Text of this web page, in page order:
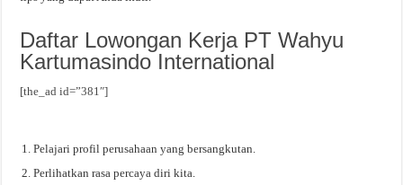
Daftar Lowongan Kerja PT Wahyu
Kartumasindo International
[the_ad id=”381″]
Pelajari profil perusahaan yang bersangkutan.
Perlihatkan rasa percaya diri kita.